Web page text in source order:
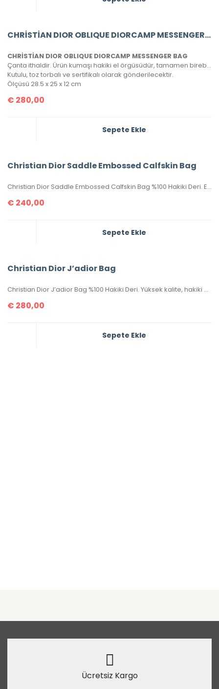
CHRİSTİAN DIOR OBLIQUE DIORCAMP MESSENGER BAG
CHRİSTİAN DIOR OBLIQUE DIORCAMP MESSENGER BAG
Çanta ithaldir. Ürün kumaşı hakiki el örgüsüdür, tamamen birebirdir.
Kutulu, toz torbalı ve sertifikalı olarak gönderilecektir.
Ölçüsü 28.5 x 25 x 12 cm
€ 280,00
Sepete Ekle
Christian Dior Saddle Embossed Calfskin Bag
Christian Dior Saddle Embossed Calfskin Bag %100 Hakiki Deri. Elde, kolda veya omuzda taşımaya uygundur. Yüksek kalite, işçilikli, tamamen birebir üründür.Seri numaralıdır.Ebatı 25x20x6 cm dir. Kutulu, toz torbalı, sertifikalıdır.
€ 240,00
Sepete Ekle
Christian Dior J’adior Bag
Christian Dior J’adior Bag %100 Hakiki Deri. Yüksek kalite, hakiki deri, ithal aksesuarlı, birebir üründür. Ebatı 26×17 cm dir. Kutulu, toz torbalı, sertifikalıdır.
€ 280,00
Sepete Ekle
Ücretsiz Kargo